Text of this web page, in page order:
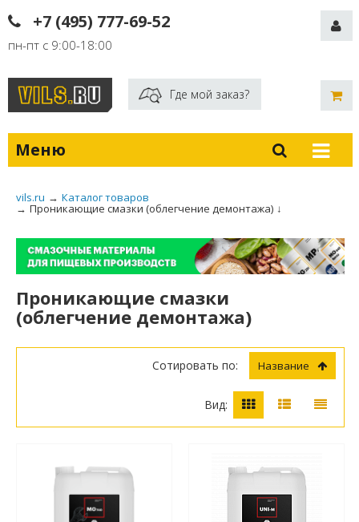
+7 (495) 777-69-52
пн-пт с 9:00-18:00
Где мой заказ?
Меню
vils.ru → Каталог товаров
→ Проникающие смазки (облегчение демонтажа) ↓
Проникающие смазки
(облегчение демонтажа)
Сотировать по: Название
Вид: